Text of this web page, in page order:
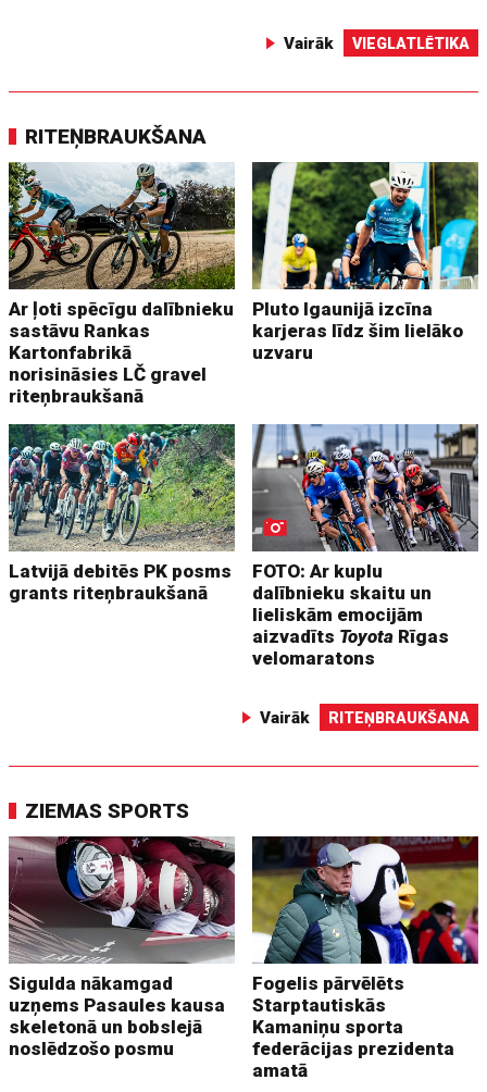
Vairāk VIEGLATLĒTIKA
RITEŅBRAUKŠANA
Ar ļoti spēcīgu dalībnieku
sastāvu Rankas
Kartonfabrikā
norisināsies LČ gravel
riteņbraukšanā
Pluto Igaunijā izcīna
karjeras līdz šim lielāko
uzvaru
Latvijā debitēs PK posms
grants riteņbraukšanā
FOTO: Ar kuplu
dalībnieku skaitu un
lieliskām emocijām
aizvadīts Toyota Rīgas
velomaratons
Vairāk RITEŅBRAUKŠANA
ZIEMAS SPORTS
Sigulda nākamgad
uzņems Pasaules kausa
skeletonā un bobslejā
noslēdzošo posmu
Fogelis pārvēlēts
Starptautiskās
Kamaniņu sporta
federācijas prezidenta
amatā